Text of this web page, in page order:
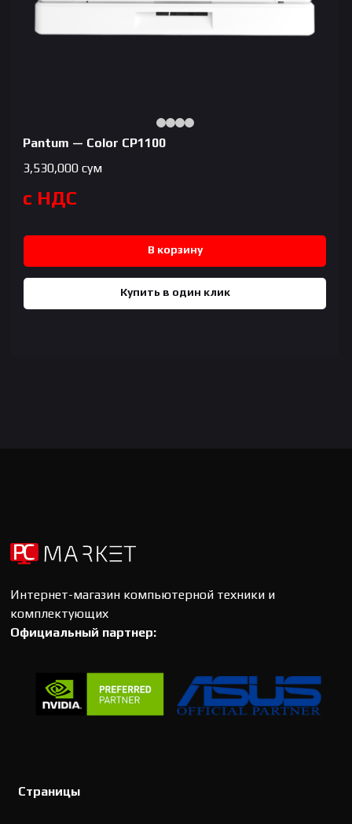
Pantum — Color CP1100
3,530,000 сум
с НДС
В корзину
Купить в один клик
Интернет-магазин компьютерной техники и
комплектующих
Официальный партнер:
Страницы